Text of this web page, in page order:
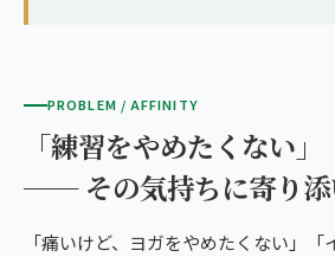
PROBLEM / AFFINITY
「練習をやめたくない」
── その気持ちに寄り添
「痛いけど、ヨガをやめたくない」